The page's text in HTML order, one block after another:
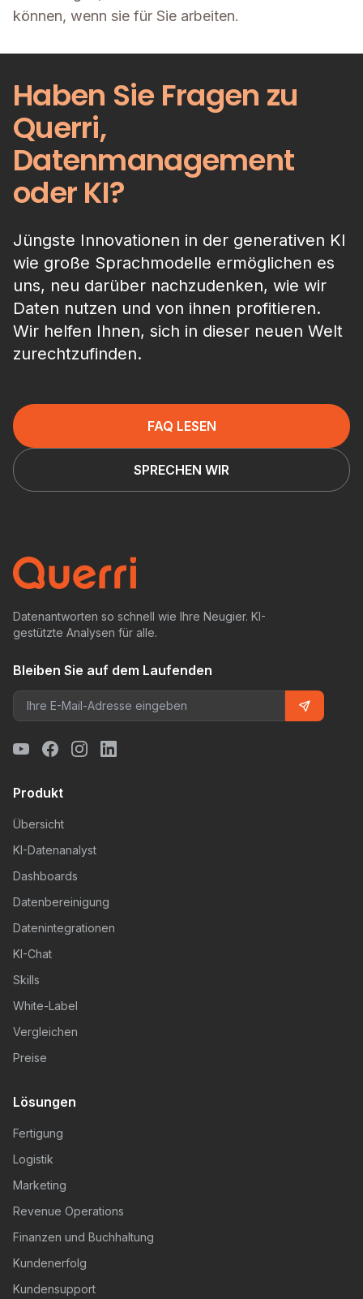
können, wenn sie für Sie arbeiten.
Haben Sie Fragen zu
Querri,
Datenmanagement
oder KI?
Jüngste Innovationen in der generativen KI
wie große Sprachmodelle ermöglichen es
uns, neu darüber nachzudenken, wie wir
Daten nutzen und von ihnen profitieren.
Wir helfen Ihnen, sich in dieser neuen Welt
zurechtzufinden.
FAQ LESEN
SPRECHEN WIR
Datenantworten so schnell wie Ihre Neugier. KI-
gestützte Analysen für alle.
Bleiben Sie auf dem Laufenden
Produkt
Übersicht
KI-Datenanalyst
Dashboards
Datenbereinigung
Datenintegrationen
KI-Chat
Skills
White-Label
Vergleichen
Preise
Lösungen
Fertigung
Logistik
Marketing
Revenue Operations
Finanzen und Buchhaltung
Kundenerfolg
Kundensupport